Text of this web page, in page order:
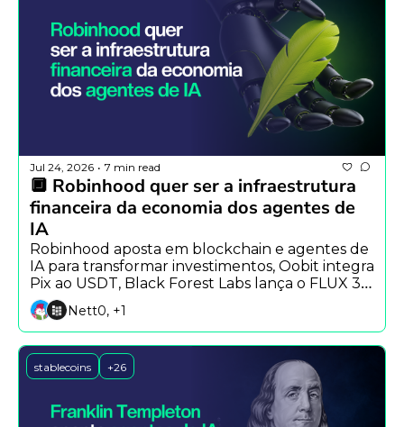
Jul 24, 2026 • 7 min read
🔲 Robinhood quer ser a infraestrutura
financeira da economia dos agentes de
IA
Robinhood aposta em blockchain e agentes de
IA para transformar investimentos, Oobit integra
Pix ao USDT, Black Forest Labs lança o FLUX 3 e
Alibaba apresenta o Qwen Image 3.
Nett0, +1
stablecoins +26